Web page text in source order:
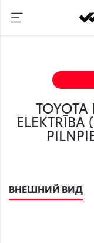
TOYOTA
ELEKTRĪBA
ВНЕШНИЙ ВИД